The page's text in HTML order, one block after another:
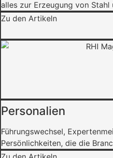
alles zur Erzeugung von Stahl
Zu den Artikeln
Personalien
Führungswechsel,
Persönlichkeiten, die die